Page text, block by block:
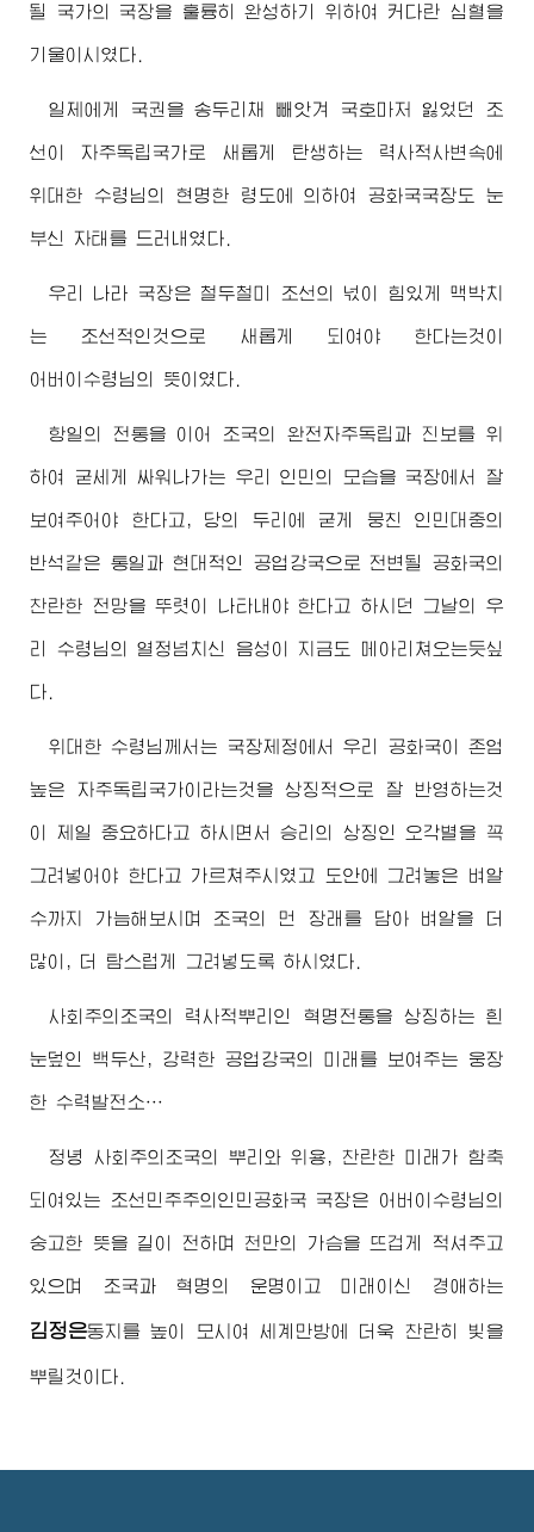
될 국가의 국장을 훌륭히 완성하기 위하여 커다란 심혈을
기울이시였다.
일제에게 국권을 송두리채 빼앗겨 국호마저 잃었던 조
선이 자주독립국가로 새롭게 탄생하는 력사적사변속에
위대한 수령님 의 현명한 령도에 의하여 공화국국장도 눈
부신 자태를 드러내였다.
우리 나라 국장은 철두철미 조선의 넋이 힘있게 맥박치
는 조선적인것으로 새롭게 되여야 한다는것이
어버이수령님 의 뜻이였다.
항일의 전통을 이어 조국의 완전자주독립과 진보를 위
하여 굳세게 싸워나가는 우리 인민의 모습을 국장에서 잘
보여주어야 한다고, 당의 두리에 굳게 뭉친 인민대중의
반석같은 통일과 현대적인 공업강국으로 전변될 공화국의
찬란한 전망을 뚜렷이 나타내야 한다고 하시던 그날의 우
리 수령님 의 열정넘치신 음성이 지금도 메아리쳐오는듯싶
다.
위대한 수령님께서는 국장제정에서 우리 공화국이 존엄
높은 자주독립국가이라는것을 상징적으로 잘 반영하는것
이 제일 중요하다고 하시면서 승리의 상징인 오각별을 꼭
그려넣어야 한다고 가르쳐주시였고 도안에 그려놓은 벼알
수까지 가늠해보시며 조국의 먼 장래를 담아 벼알을 더
많이, 더 탐스럽게 그려넣도록 하시였다.
사회주의조국의 력사적뿌리인 혁명전통을 상징하는 흰
눈덮인 백두산, 강력한 공업강국의 미래를 보여주는 웅장
한 수력발전소…
정녕 사회주의조국의 뿌리와 위용, 찬란한 미래가 함축
되여있는 조선민주주의인민공화국 국장은 어버이수령님 의
숭고한 뜻을 길이 전하며 천만의 가슴을 뜨겁게 적셔주고
있으며 조국과 혁명의 운명이고 미래이신 경애하는
김정은동지 를 높이 모시여 세계만방에 더욱 찬란히 빛을
뿌릴것이다.